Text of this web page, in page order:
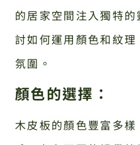
的居家空間注入獨特
討如何運用顏色和紋
氛圍。
顏色的選擇：
木皮板的顏色豐富多